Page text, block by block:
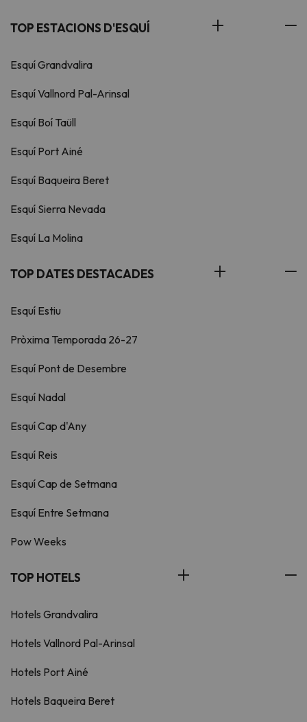
TOP ESTACIONS D'ESQUÍ
Esquí Grandvalira
Esquí Vallnord Pal-Arinsal
Esquí Boí Taüll
Esquí Port Ainé
Esquí Baqueira Beret
Esquí Sierra Nevada
Esquí La Molina
TOP DATES DESTACADES
Esquí Estiu
Pròxima Temporada 26-27
Esquí Pont de Desembre
Esquí Nadal
Esquí Cap d'Any
Esquí Reis
Esquí Cap de Setmana
Esquí Entre Setmana
Pow Weeks
TOP HOTELS
Hotels Grandvalira
Hotels Vallnord Pal-Arinsal
Hotels Port Ainé
Hotels Baqueira Beret